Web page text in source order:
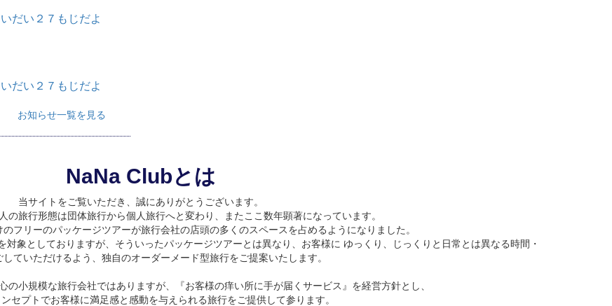
だい２７もじだよ
だい２７もじだよ
お知らせ一覧を見る
NaNa Clubとは
当サイトをご覧いただき、誠にありがとうございます。
の旅行形態は団体旅行から個人旅行へと変わり、またここ数年顕著になっています。
フリーのパッケージツアーが旅行会社の店頭の多くのスペースを占めるようになりました。
象としておりますが、そういったパッケージツアーとは異なり、お客様に ゆっくり、じっくりと日常とは異なる時間・
していただけるよう、独自のオーダーメード型旅行をご提案いたします。
の小規模な旅行会社ではありますが、『お客様の痒い所に手が届くサービス』を経営方針とし、
セプトでお客様に満足感と感動を与えられる旅行をご提供して参ります。